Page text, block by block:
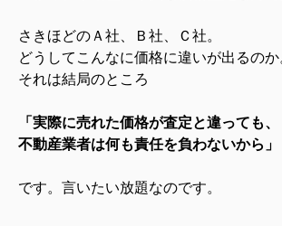
さきほどのＡ社、Ｂ社、Ｃ社。
どうしてこんなに価格に違いが出るのか
それは結局のところ
「実際に売れた価格が査定と違っても、
不動産業者は何も責任を負わないから」
です。言いたい放題なのです。